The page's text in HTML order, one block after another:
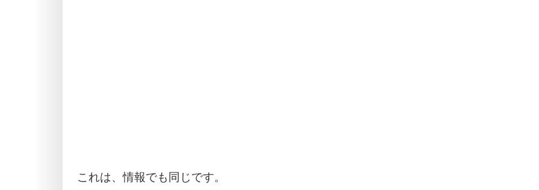
これは、情報でも同じです。